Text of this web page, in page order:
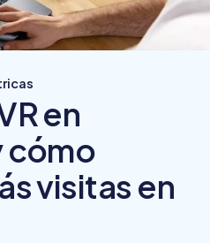
en
cómo
visitas en